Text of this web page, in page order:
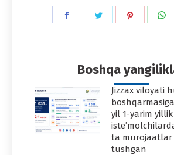
Share
Share
Share
Boshqa
Jizzax viloyati
yil 1-yarim
ta murojaatlar
tushgan